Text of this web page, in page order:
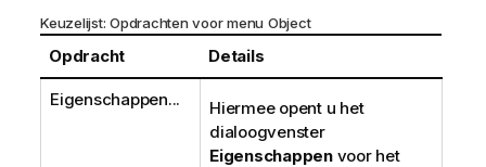
Keuzelijst: Opdrachten voor menu Object
Opdracht Details
Eigenschappen...
Hiermee opent u het
dialoogvenster
Eigenschappenvoor het